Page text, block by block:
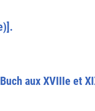
aux XVIIIe et